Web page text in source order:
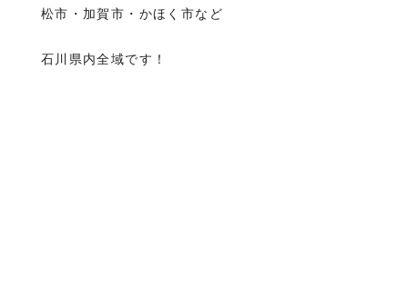
松市・加賀市・かほく市など
石川県内全域です！